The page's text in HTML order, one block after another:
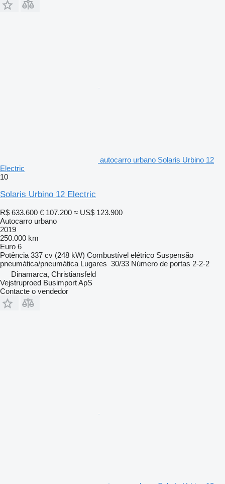
autocarro urbano Solaris Urbino 12
Electric
10
Solaris Urbino 12 Electric
R$ 633.600 € 107.200 ≈ US$ 123.900
Autocarro urbano
2019
250.000 km
Euro 6
Potência 337 cv (248 kW) Combustível elétrico Suspensão
pneumática/pneumática Lugares 30/33 Número de portas 2-2-2
Dinamarca, Christiansfeld
Vejstruproed Busimport ApS
Contacte o vendedor